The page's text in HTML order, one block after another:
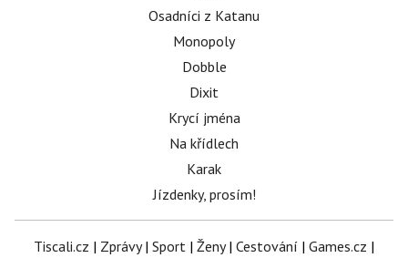
Osadníci z Katanu
Monopoly
Dobble
Dixit
Krycí jména
Na křídlech
Karak
Jízdenky, prosím!
Tiscali.cz | Zprávy| Sport | Ženy| Cestování | Games.cz |